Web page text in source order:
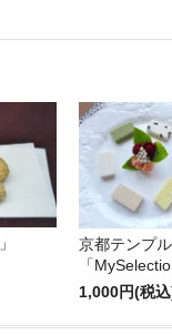
京都テンプル
「
1,000円(税